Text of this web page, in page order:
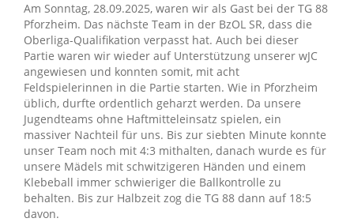
Am Sonntag, 28.09.2025, waren wir als Gast bei der TG 88
Pforzheim. Das nächste Team in der BzOL SR, dass die
Oberliga-Qualifikation verpasst hat. Auch bei dieser
Partie waren wir wieder auf Unterstützung unserer wJC
angewiesen und konnten somit, mit acht
Feldspielerinnen in die Partie starten. Wie in Pforzheim
üblich, durfte ordentlich geharzt werden. Da unsere
Jugendteams ohne Haftmitteleinsatz spielen, ein
massiver Nachteil für uns. Bis zur siebten Minute konnte
unser Team noch mit 4:3 mithalten, danach wurde es für
unsere Mädels mit schwitzigeren Händen und einem
Klebeball immer schwieriger die Ballkontrolle zu
behalten. Bis zur Halbzeit zog die TG 88 dann auf 18:5
davon.